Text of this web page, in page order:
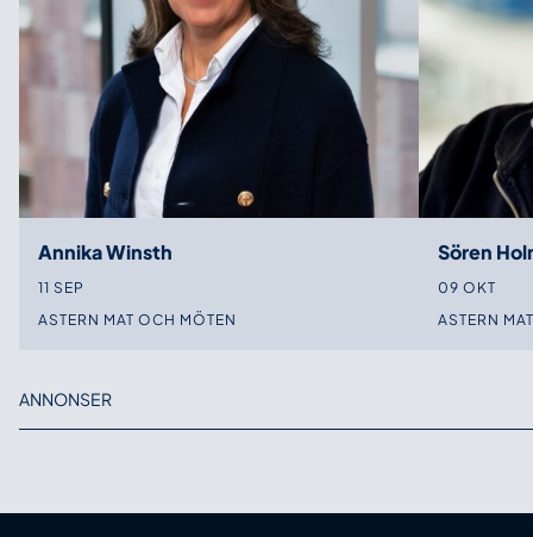
Annika Winsth
11 SEP
ASTERN MAT OCH MÖTEN
Sören
09 OKT
ASTERN
ANNONSER